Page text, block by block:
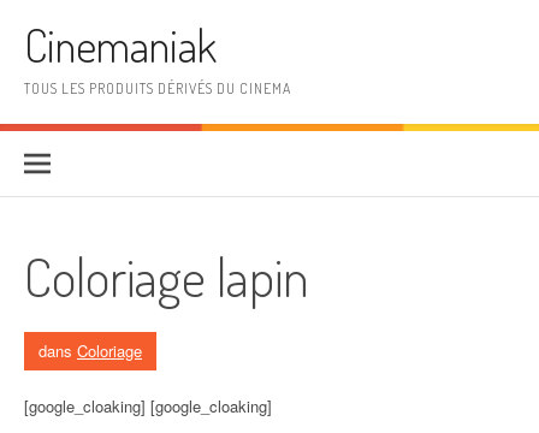
Cinemaniak
TOUS LES PRODUITS DÉRIVÉS DU CINEMA
Coloriage lapin
dans Coloriage
[google_cloaking] [google_cloaking]